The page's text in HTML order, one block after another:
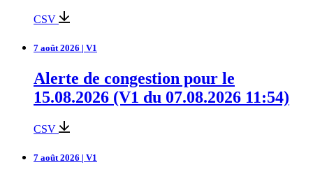
CSV
7 août 2026 | V1
Alerte de congestion pour le
15.08.2026 (V1 du 07.08.2026 11:54)
CSV
7 août 2026 | V1